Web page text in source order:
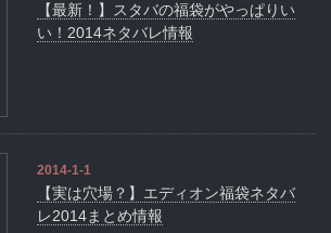
【最新！】スタバの福袋がやっぱりい
い！2014ネタバレ情報
2014-1-1
【実は穴場？】エディオン福袋ネタバ
レ2014まとめ情報